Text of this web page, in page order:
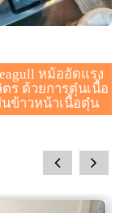
เอมิสมาร์คเ
prev next